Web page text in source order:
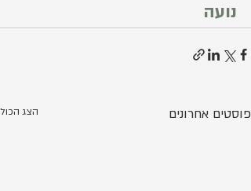
נועה
פוסטים אחרונים הצג הכול